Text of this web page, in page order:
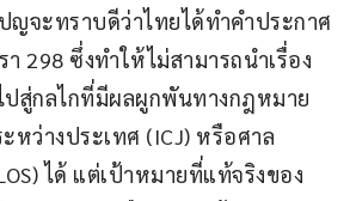
ญจะทราบดีว่าไทยได้ทำคำประกาศ
298 ซึ่งทำให้ไม่สามารถนำเรื่อง
ปสู่กลไกที่มีผลผูกพันทางกฎหมาย
หว่างประเทศ (ICJ) หรือศาล
ได้ แต่เป้าหมายที่แท้จริงของ